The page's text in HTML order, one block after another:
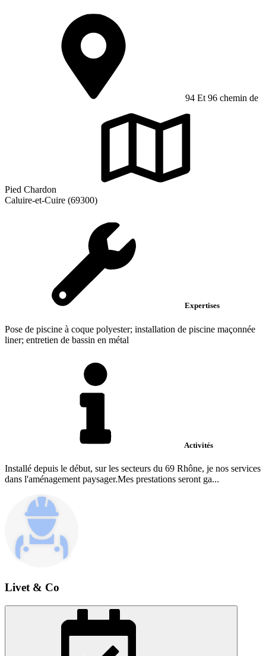
94 Et 96 chemin de
Pied Chardon
Caluire-et-Cuire (69300)
Expertises
Pose de piscine à coque polyester; installation de piscine maçonnée
liner; entretien de bassin en métal
Activités
Installé depuis le début, sur les secteurs du 69 Rhône, je nos services
dans l'aménagement paysager.Mes prestations seront ga...
Livet & Co